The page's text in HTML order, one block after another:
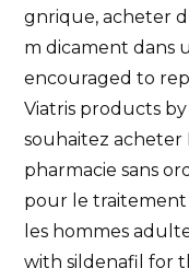
gnrique, acheter
m dicament dans
encouraged to
Viatris products
souhaitez acheter
pharmacie sans
pour le
les hommes
with sildenafil for